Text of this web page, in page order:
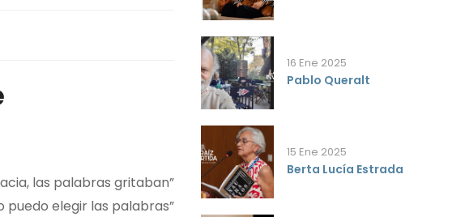
las palabras gritaban”
puedo elegir las palabras”
16 Ene 2025
Pablo Queralt
15 Ene 2025
Berta Lucía Estrada